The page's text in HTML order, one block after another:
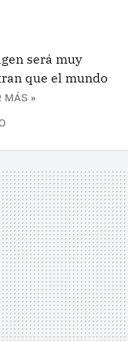
será muy
que el mundo
MÁS »